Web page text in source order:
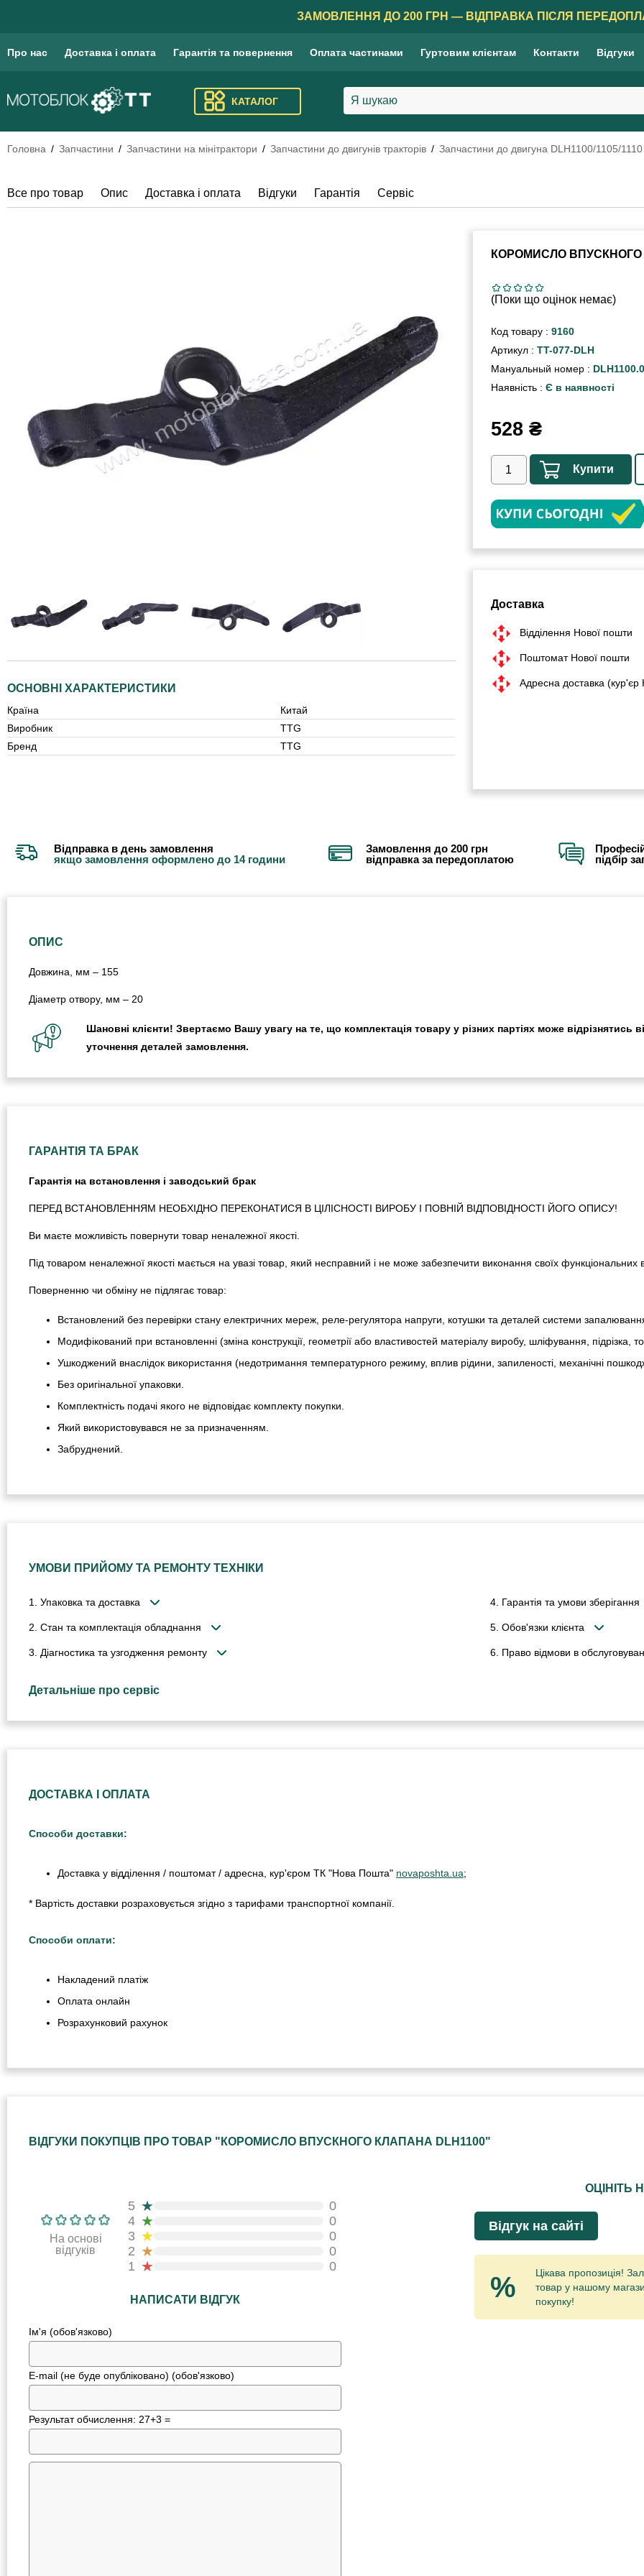
ЗАМОВЛЕННЯ ДО 200 ГРН — ВІДПРАВКА ПІСЛЯ
Про нас Доставка і оплата Гарантія та повернення Оплата частинами Гуртовим клієнтам Контакти Відгуки
КАТАЛОГ
Головна Запчастини Запчастини на мінітрактори Запчастини до двигунів тракторів Запчастини до двигуна DLH1100/1105/1110
Все про товар Опис Доставка і оплата Відгуки Гарантія Сервіс
ОСНОВНІ ХАРАКТЕРИСТИКИ
Країна
Китай
Виробник
TTG
Бренд
TTG
КОРОМИСЛО ВПУСКНОГО
(Поки що оцінок немає)
Код товару : 9160
Артикул : TT-077-DLH
Мануальный номер :
Наявність : Є в наявності
528₴
Купити
Доставка
Відділення Нової пошти
Поштомат Нової пошти
Адресна доставка (кур'єр
Відправка в день замовлення
якщо замовлення оформлено до 14 години
Замовлення до 200 грн
відправка за передоплатою
підбір
ОПИС
Довжина, мм – 155
Діаметр отвору, мм – 20
Шановні клієнти! Звертаємо Вашу увагу на те, що комплектація товару у різних партіях може
уточнення деталей замовлення.
ГАРАНТІЯ ТА БРАК
Гарантія на встановлення і заводський брак
ПЕРЕД ВСТАНОВЛЕННЯМ НЕОБХІДНО ПЕРЕКОНАТИСЯ В ЦІЛІСНОСТІ ВИРОБУ І ПОВНІЙ ВІДПОВІДНОСТІ ЙОГО ОПИСУ!
Ви маєте можливість повернути товар неналежної якості.
Під товаром неналежної якості мається на увазі товар, який несправний і не може забезпечити виконання своїх функціональних
Поверненню чи обміну не підлягає товар:
Встановлений без перевірки стану електричних мереж, реле-регулято­ра напруги, котушки та деталей системи
Модифікований при встановленні (зміна конструкції, геометрії або властивостей матеріалу виробу, шліфування, підрізка,
Ушкоджений внаслідок використання (недотримання температурного режиму, вплив рідини, запиленості, механічні
Без оригінальної упаковки.
Комплектність подачі якого не відповідає комплекту покупки.
Який використовувався не за призначенням.
Забруднений.
УМОВИ ПРИЙОМУ ТА РЕМОНТУ ТЕХНІКИ
1. Упаковка та доставка
2. Стан та комплектація обладнання
3. Діагностика та узгодження ремонту
4. Гарантія та умови зберігання
5. Обов'язки клієнта
6. Право відмови в
Детальніше про сервіс
ДОСТАВКА І ОПЛАТА
Способи доставки:
Доставка у відділення / поштомат / адресна, кур'єром ТК "Нова Пошта" novaposhta.ua;
* Вартість доставки розраховується згідно з тарифами транспортної компанії.
Способи оплати:
Накладений платіж
Оплата онлайн
Розрахунковий рахунок
ВІДГУКИ ПОКУПЦІВ ПРО ТОВАР "КОРОМИСЛО ВПУСКНОГО КЛАПАНА DLH1100"
На основі
відгуків
5 ★
0
4 ★
0
3 ★
0
2 ★
0
1 ★ 0
НАПИСАТИ ВІДГУК
Ім'я (обов'язково)
E-mail (не буде опубліковано) (обов'язково)
Результат обчислення: 27+3 =
ОЦІНІТЬ
Відгук на сайті
%
Цікава пропозиція!
товар у нашому
покупку!